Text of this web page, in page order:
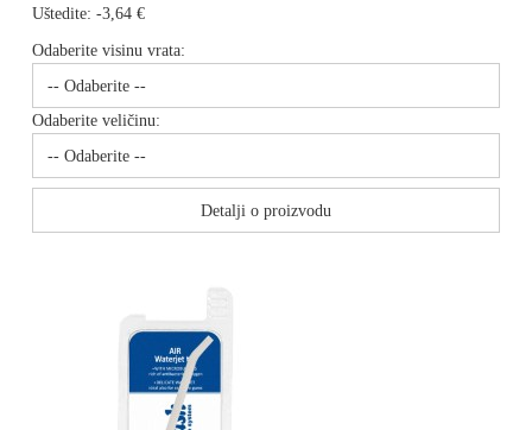
Uštedite: -3,64 €
Odaberite visinu vrata:
Odaberite veličinu:
Detalji o proizvodu